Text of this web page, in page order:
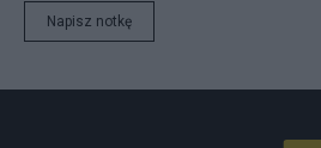
Napisz notkę